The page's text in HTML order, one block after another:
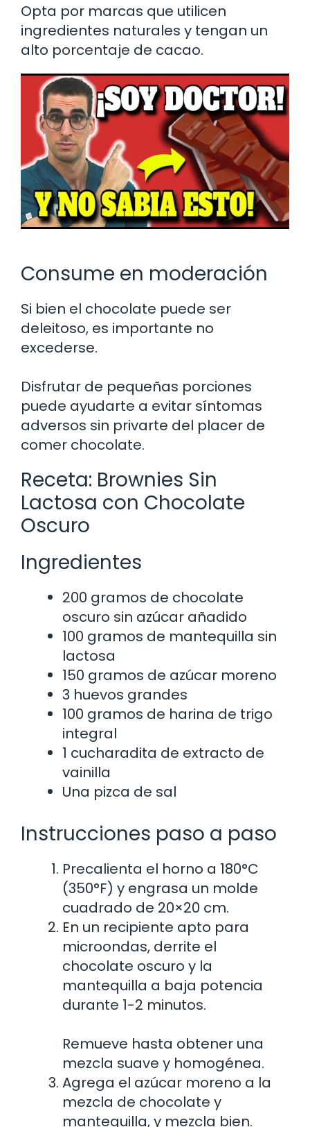
Opta por marcas que utilicen
ingredientes naturales y tengan un
alto porcentaje de cacao.
Consume en moderación
Si bien el chocolate puede ser
deleitoso, es importante no
excederse.
Disfrutar de pequeñas porciones
puede ayudarte a evitar síntomas
adversos sin privarte del placer de
comer chocolate.
Receta: Brownies Sin
Lactosa con Chocolate
Oscuro
Ingredientes
200 gramos de chocolate
oscuro sin azúcar añadido
100 gramos de mantequilla sin
lactosa
150 gramos de azúcar moreno
3 huevos grandes
100 gramos de harina de trigo
integral
1 cucharadita de extracto de
vainilla
Una pizca de sal
Instrucciones paso a paso
Precalienta el horno a 180°C
(350°F) y engrasa un molde
cuadrado de 20×20 cm.
En un recipiente apto para
microondas, derrite el
chocolate oscuro y la
mantequilla a baja potencia
durante 1-2 minutos.
Remueve hasta obtener una
mezcla suave y homogénea.
Agrega el azúcar moreno a la
mezcla de chocolate y
mantequilla, y mezcla bien.